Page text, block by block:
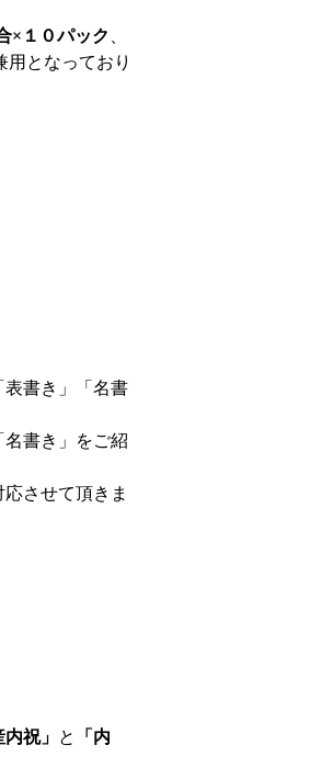
×１０パック
となっており
書き」「名書
書き」をご紹
させて頂きま
内祝」 と
「内